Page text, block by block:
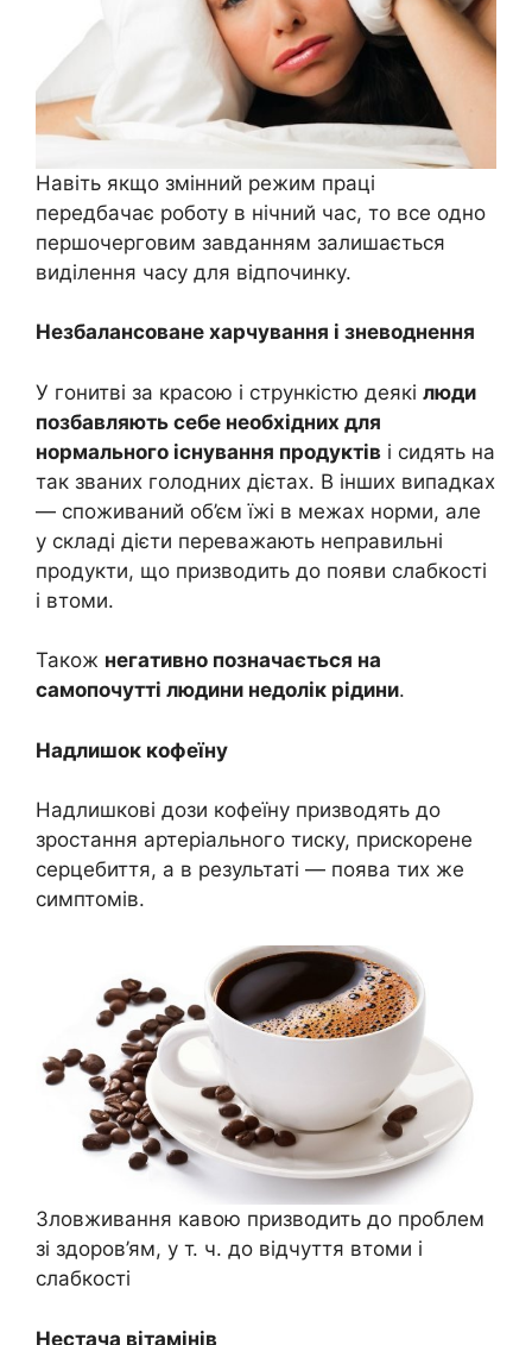
Навіть якщо змінний режим праці
передбачає роботу в нічний час, то все одно
першочерговим завданням залишається
виділення часу для відпочинку.
Незбалансоване харчування і зневоднення
У гонитві за красою і стрункістю деякі люди
позбавляють себе необхідних для
нормального існування продуктів і сидять на
так званих голодних дієтах. В інших випадках
— споживаний об’єм їжі в межах норми, але
у складі дієти переважають неправильні
продукти, що призводить до появи слабкості
і втоми.
Також негативно позначається на
самопочутті людини недолік рідини.
Надлишок кофеїну
Надлишкові дози кофеїну призводять до
зростання артеріального тиску, прискорене
серцебиття, а в результаті — поява тих же
симптомів.
Зловживання кавою призводить до проблем
зі здоров’ям, у т. ч. до відчуття втоми і
слабкості
Нестача вітамінів